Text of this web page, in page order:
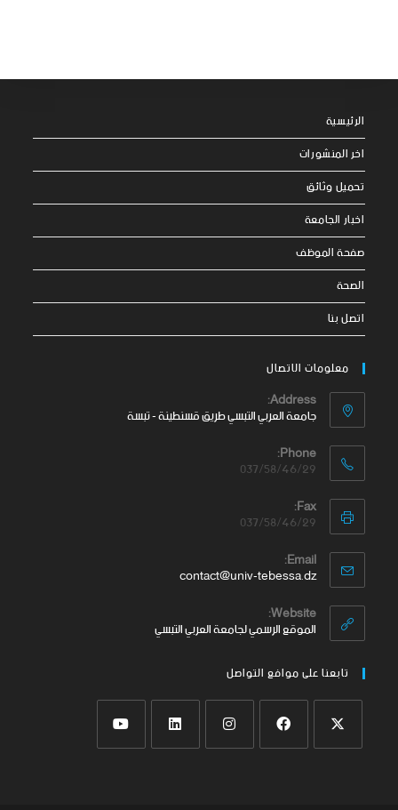
الرئيسية
اخر المنشورات
تحميل وثائق
اخبار الجامعة
صفحة الموظف
الصحة
اتصل بنا
معلومات الاتصال
Address:
جامعة العربي التبسي طريق قسنطينة - تبسة
Phone:
037/58/46/29
Fax:
037/58/46/29
Email:
contact@univ-tebessa.dz
Website:
الموقع الرسمي لجامعة العربي التبسي
تابعنا على موافع التواصل